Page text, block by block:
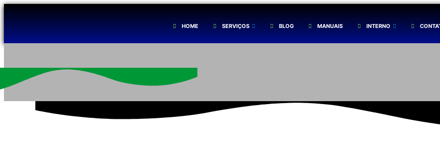
HOME SERVIÇOS BLOG MANUAIS INTERNO
GOVERNANÇA
funções de cada colaborador estão claramente definidas e alinhadas aos
objetivos da empresa.